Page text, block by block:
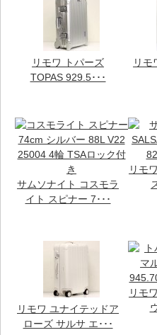
リモワ トパーズ
TOPAS 929.5･･･
リモ
サムソナイト コスモラ
イト スピナー 7･･･
リモ
リモワ ユナイテッドア
ローズ サルサ エ･･･
リモ